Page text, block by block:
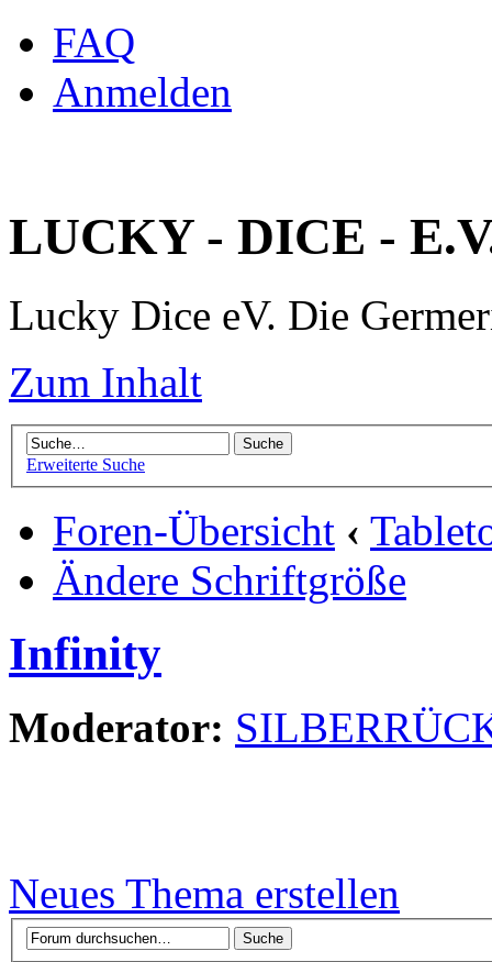
FAQ
Anmelden
LUCKY - DICE -
Lucky Dice eV. Die
Zum Inhalt
Erweiterte Suche
Foren-Übersicht ‹
Ändere Schriftgröße
Infinity
Moderator:
Neues Thema erstellen